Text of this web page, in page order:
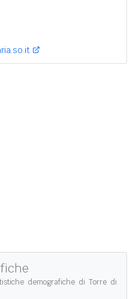
demografiche di Torre di